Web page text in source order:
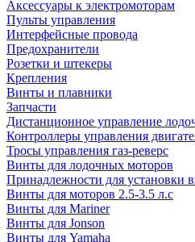
Аксессуары к электромоторам
Пульты управления
Интерфейсные провода
Предохранители
Розетки и штекеры
Крепления
Винты и плавники
Запчасти
Дистанционное управление
Контроллеры управления
Тросы управления газ-реверс
Винты для лодочных моторов
Принадлежности для установки
Винты для моторов 2.5-3.5 л.с
Винты для Mariner
Винты для Jonson
Винты для Yamaha